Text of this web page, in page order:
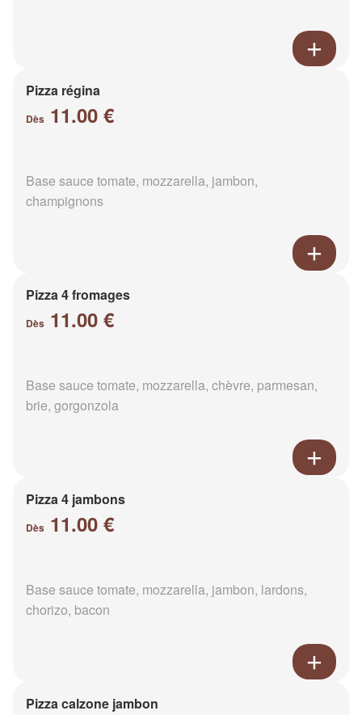
Pizza régina
Dès 11.00 €
Base sauce tomate, mozzarella, jambon,
champignons
Pizza 4 fromages
Dès 11.00 €
Base sauce tomate, mozzarella, chèvre, parmesan,
brie, gorgonzola
Pizza 4 jambons
Dès 11.00 €
Base sauce tomate, mozzarella, jambon, lardons,
chorizo, bacon
Pizza calzone jambon